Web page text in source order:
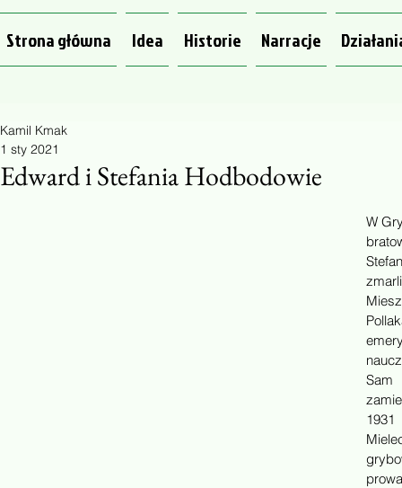
Strona główna Idea Historie Narracje
Edward i Stefania Hodbodowie
Kamil Kmak
1 sty 2021
W